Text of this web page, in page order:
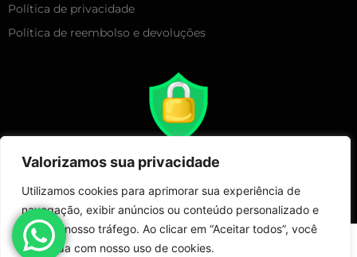
Valorizamos sua privacidade
Utilizamos cookies para aprimorar sua experiência de
navegação, exibir anúncios ou conteúdo personalizado e
analisar nosso tráfego. Ao clicar em “Aceitar todos”, você
concorda com nosso uso de cookies.
Política de privacidade
Política de reembolso e devoluções
Copyright 2025 – Live Show Merchandising | Todos Direitos